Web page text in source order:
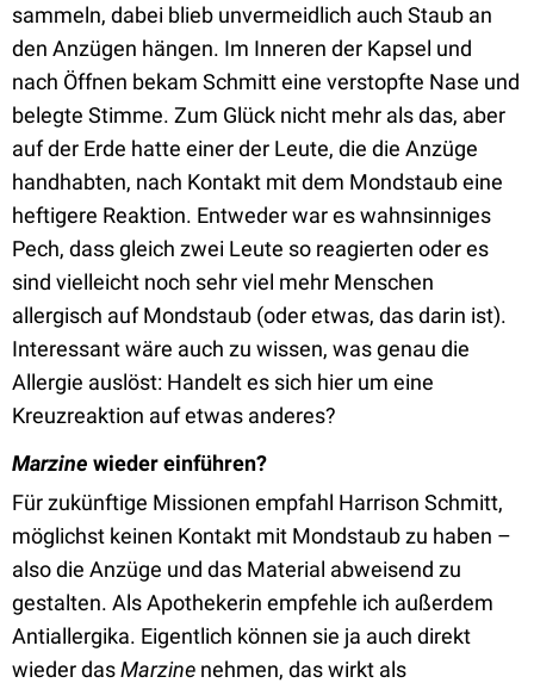
sammeln, dabei blieb unvermeidlich auch Staub an
den Anzügen hängen. Im Inneren der Kapsel und
nach Öffnen bekam Schmitt eine verstopfte Nase und
belegte Stimme. Zum Glück nicht mehr als das, aber
auf der Erde hatte einer der Leute, die die Anzüge
handhabten, nach Kontakt mit dem Mondstaub eine
heftigere Reaktion. Entweder war es wahnsinniges
Pech, dass gleich zwei Leute so reagierten oder es
sind vielleicht noch sehr viel mehr Menschen
allergisch auf Mondstaub (oder etwas, das darin ist).
Interessant wäre auch zu wissen, was genau die
Allergie auslöst: Handelt es sich hier um eine
Kreuzreaktion auf etwas anderes?
Marzine wieder einführen?
Für zukünftige Missionen empfahl Harrison Schmitt,
möglichst keinen Kontakt mit Mondstaub zu haben –
also die Anzüge und das Material abweisend zu
gestalten. Als Apothekerin empfehle ich außerdem
Antiallergika. Eigentlich können sie ja auch direkt
wieder dasMarzine nehmen, das wirkt als